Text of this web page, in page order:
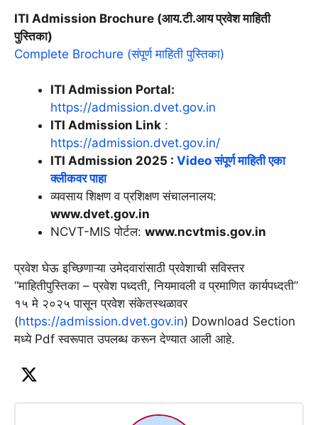
ITI Admission Brochure (आय.टी.आय प्रवेश माहिती
पुस्तिका)
Complete Brochure (संपूर्ण माहिती पुस्तिका)
ITI Admission Portal:
https://admission.dvet.gov.in
ITI Admission Link :
https://admission.dvet.gov.in/
ITI Admission 2025 : Video संपूर्ण माहिती एका
क्लीकवर पाहा
व्यवसाय शिक्षण व प्रशिक्षण संचालनालय:
www.dvet.gov.in
NCVT-MIS पोर्टल: www.ncvtmis.gov.in
प्रवेश घेऊ इच्छिणाऱ्या उमेदवारांसाठी प्रवेशाची सविस्तर
“माहितीपुस्तिका – प्रवेश पध्दती, नियमावली व प्रमाणित कार्यपध्दती”
१५ मे २०२५ पासून प्रवेश संकेतस्थळावर
(https://admission.dvet.gov.in) Download Section
मध्ये Pdf स्वरूपात उपलब्ध करून देण्यात आली आहे.